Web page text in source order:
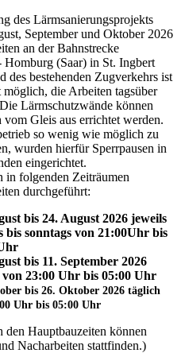
des Lärmsanierungsprojekts
September und Oktober 2026
an der Bahnstrecke
Homburg (Saar) in St. Ingbert
des bestehenden Zugverkehrs ist
möglich, die Arbeiten tagsüber
Lärmschutzwände können
vom Gleis aus errichtet werden.
so wenig wie möglich zu
wurden hierfür Sperrpausen in
eingerichtet.
in folgenden Zeiträumen
durchgeführt:
bis 24. August 2026 jeweils
bis sonntags von 21:00Uhr bis
bis 11. September 2026
23:00 Uhr bis 05:00 Uhr
bis 26. Oktober 2026 täglich
Uhr bis 05:00 Uhr
den Hauptbauzeiten können
Nacharbeiten stattfinden.)